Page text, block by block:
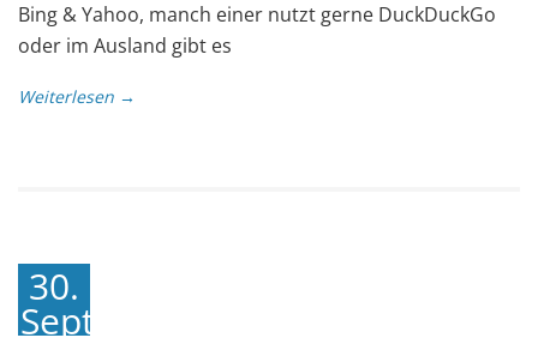
Bing & Yahoo, manch einer nutzt gerne DuckDuckGo
oder im Ausland gibt es
Weiterlesen →
30.
September